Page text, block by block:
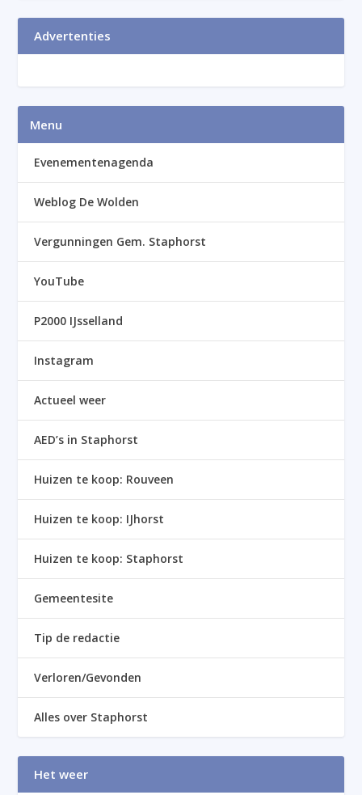
Advertenties
Menu
Evenementenagenda
Weblog De Wolden
Vergunningen Gem. Staphorst
YouTube
P2000 IJsselland
Instagram
Actueel weer
AED’s in Staphorst
Huizen te koop: Rouveen
Huizen te koop: IJhorst
Huizen te koop: Staphorst
Gemeentesite
Tip de redactie
Verloren/Gevonden
Alles over Staphorst
Het weer